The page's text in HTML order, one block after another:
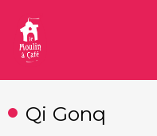
contenu
Qi Gonq